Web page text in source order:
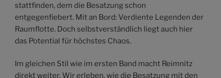
stattfinden, dem die Besatzung schon
entgegenfiebert. Mit an Bord: Verdiente Legenden der
Raumflotte. Doch selbstverständlich liegt auch hier
das Potential für höchstes Chaos.
Im gleichen Stil wie im ersten Band macht Reimnitz
direkt weiter. Wir erleben, wie die Besatzung mit den